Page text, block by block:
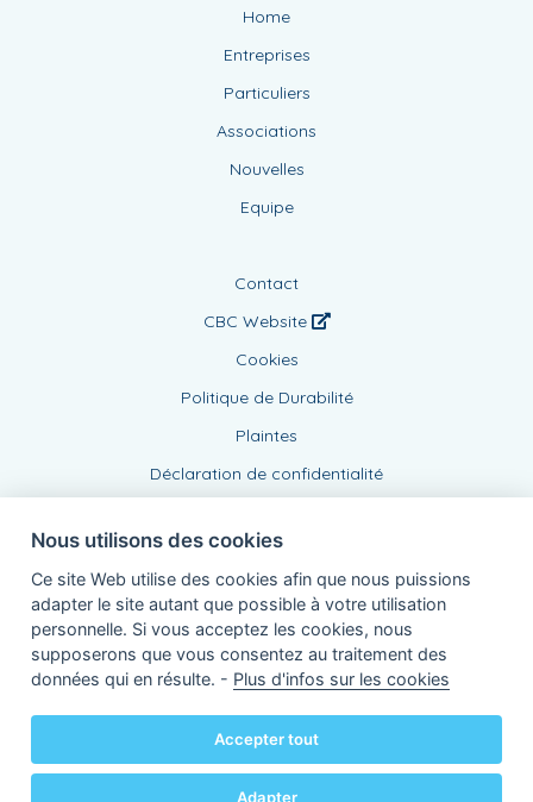
Home
Entreprises
Particuliers
Associations
Nouvelles
Equipe
Contact
CBC Website
Cookies
Politique de Durabilité
Plaintes
Déclaration de confidentialité
Agent lié, BE1006008477
de KBC Assurances sa
3000 Louvain - Belgique
TVA BE 0403.552.563 - RPR Louvain
Powered byKBC-Agent(versie 3.21.0)
© 2026 tous droits réservés
Nous utilisons des cookies
Ce site Web utilise des cookies afin que nous puissions
adapter le site autant que possible à votre utilisation
personnelle. Si vous acceptez les cookies, nous
supposerons que vous consentez au traitement des
données qui en résulte. - Plus d'infos sur les cookies
Accepter tout
Adapter